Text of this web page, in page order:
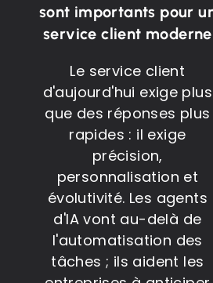
sont importants pour
service client moderne
Le service client
d'aujourd'hui exige plus
que des réponses plus
rapides : il exige
précision,
personnalisation et
évolutivité. Les agents
d'IA vont au-delà de
l'automatisation des
tâches ; ils aident les